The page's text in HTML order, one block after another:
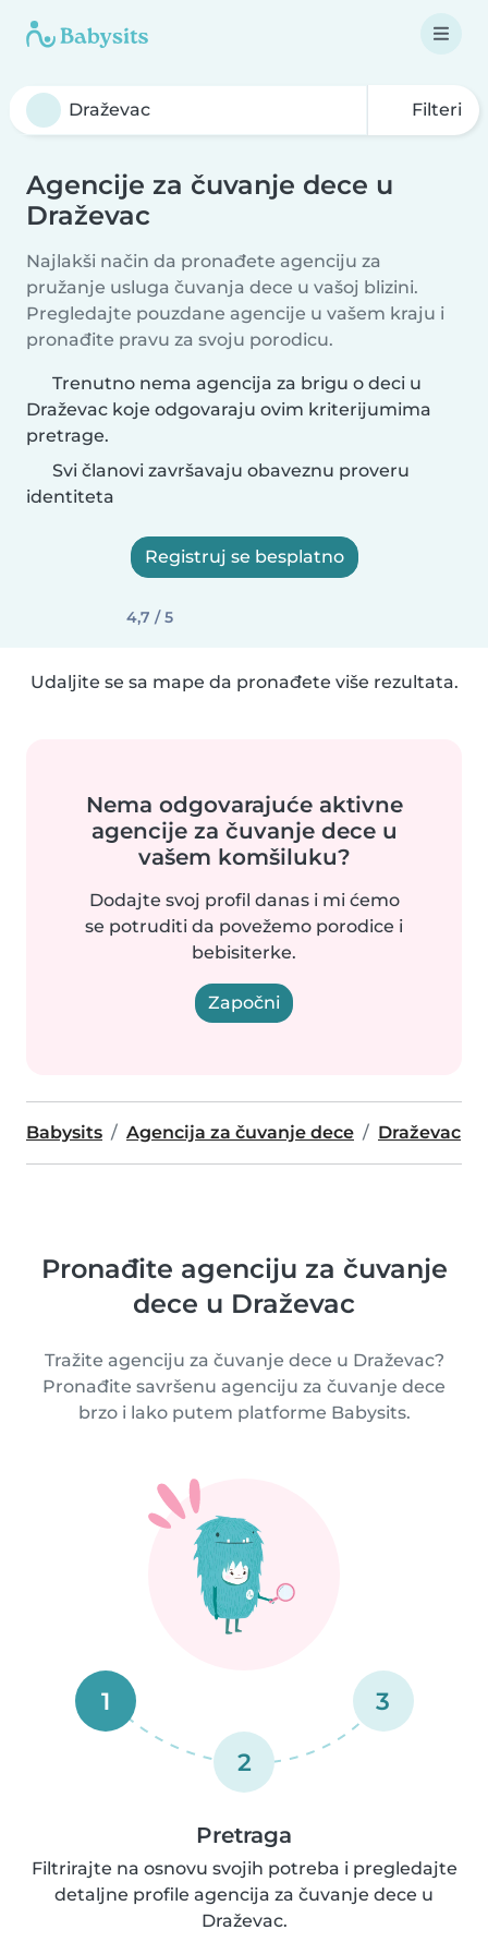
Filteri
Agencije za čuvanje dece u
Draževac
Najlakši način da pronađete agenciju za
pružanje usluga čuvanja dece u vašoj blizini.
Pregledajte pouzdane agencije u vašem kraju i
pronađite pravu za svoju porodicu.
Trenutno nema agencija za brigu o deci u
Draževac koje odgovaraju ovim kriterijumima
pretrage.
Svi članovi završavaju obaveznu proveru
identiteta
Registruj se besplatno
4,7 / 5
Udaljite se sa mape da pronađete više rezultata.
Nema odgovarajuće aktivne
agencije za čuvanje dece u
vašem komšiluku?
Dodajte svoj profil danas i mi ćemo
se potruditi da povežemo porodice i
bebisiterke.
Započni
Babysits Agencija za čuvanje dece Draževac
Pronađite agenciju za čuvanje
dece u Draževac
Tražite agenciju za čuvanje dece u Draževac?
Pronađite savršenu agenciju za čuvanje dece
brzo i lako putem platforme Babysits.
1
2
3
Pretraga
Filtrirajte na osnovu svojih potreba i pregledajte
detaljne profile agencija za čuvanje dece u
Draževac.